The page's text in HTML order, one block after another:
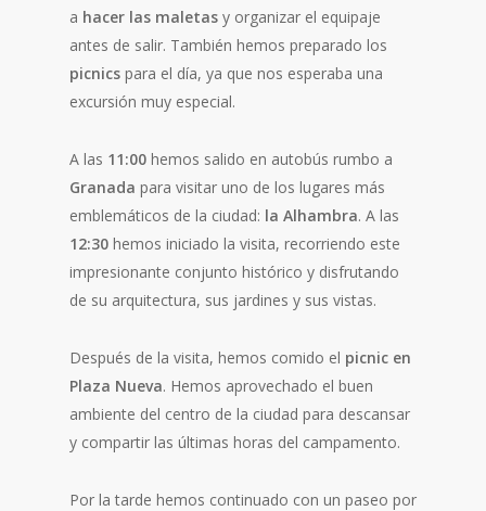
a hacer las maletas y organizar el equipaje
antes de salir. También hemos preparado los
picnics para el día, ya que nos esperaba una
excursión muy especial.
A las 11:00 hemos salido en autobús rumbo a
Granada para visitar uno de los lugares más
emblemáticos de la ciudad: la Alhambra. A las
12:30 hemos iniciado la visita, recorriendo este
impresionante conjunto histórico y disfrutando
de su arquitectura, sus jardines y sus vistas.
Después de la visita, hemos comido el picnic en
Plaza Nueva. Hemos aprovechado el buen
ambiente del centro de la ciudad para descansar
y compartir las últimas horas del campamento.
Por la tarde hemos continuado con un paseo por